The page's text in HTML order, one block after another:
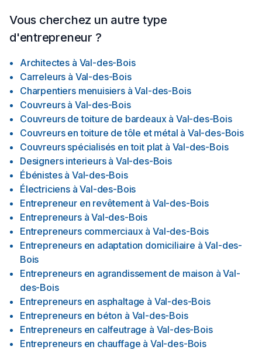
Vous cherchez un autre type
d'entrepreneur ?
Architectes à Val-des-Bois
Carreleurs à Val-des-Bois
Charpentiers menuisiers à Val-des-Bois
Couvreurs à Val-des-Bois
Couvreurs de toiture de bardeaux à Val-des-Bois
Couvreurs en toiture de tôle et métal à Val-des-Bois
Couvreurs spécialisés en toit plat à Val-des-Bois
Designers interieurs à Val-des-Bois
Ébénistes à Val-des-Bois
Électriciens à Val-des-Bois
Entrepreneur en revêtement à Val-des-Bois
Entrepreneurs à Val-des-Bois
Entrepreneurs commerciaux à Val-des-Bois
Entrepreneurs en adaptation domiciliaire à Val-des-
Bois
Entrepreneurs en agrandissement de maison à Val-
des-Bois
Entrepreneurs en asphaltage à Val-des-Bois
Entrepreneurs en béton à Val-des-Bois
Entrepreneurs en calfeutrage à Val-des-Bois
Entrepreneurs en chauffage à Val-des-Bois